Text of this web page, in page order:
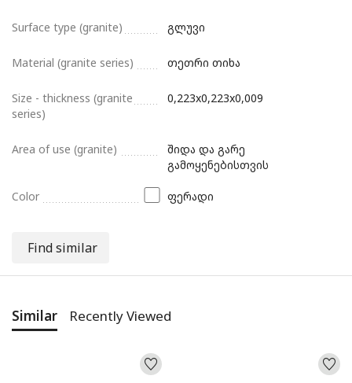
Surface type (granite) გლუვი
Material (granite series) თეთრი თიხა
Size - thickness (granite
series)
0,223x0,223x0,009
Area of ​​use (granite)
შიდა და გარე
გამოყენებისთვის
Color ფერადი
Find similar
Similar Recently Viewed